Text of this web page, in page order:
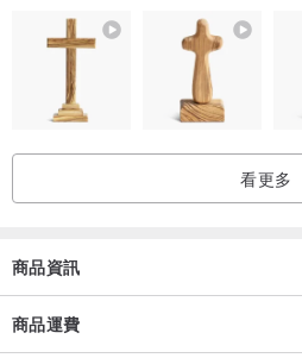
/關於包裝
我們秉承綠色生活理念，所有珍珠作
保包裝，配以氣泡紙和小紙箱保護，
品合並包裝，若有特殊需要，可聯系
可享有終身免費保固，如珠珠掉落、耳
/關於快運
看更多
商品資訊
商品運費